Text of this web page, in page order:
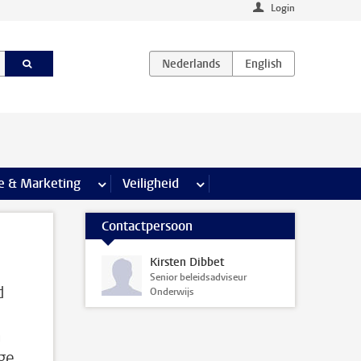
Login
& Marketing meer Communicatie & Marketing pagina’s
Veiligheid meer Veiligheid pagina’s
Contactpersoon
Kirsten Dibbet
Senior beleidsadviseur
Onderwijs